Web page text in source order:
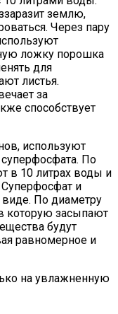
землю,
Через пару
ложку порошка
для
листья.
за
способствует
используют
По
в 10 литрах воды и
и
По диаметру
которую засыпают
будут
равномерное и
на увлажненную